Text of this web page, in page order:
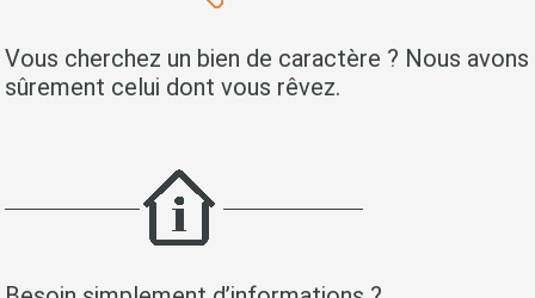
Vous cherchez un bien de caractère ? Nous avons
sûrement celui dont vous rêvez.